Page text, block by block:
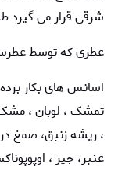
شرقیقرار می گیرد
عطری که توسط
اسانس های بکار
تمشک ، لوبان ،
، ریشه زنبق، صمغ
عنبر، جیر ،